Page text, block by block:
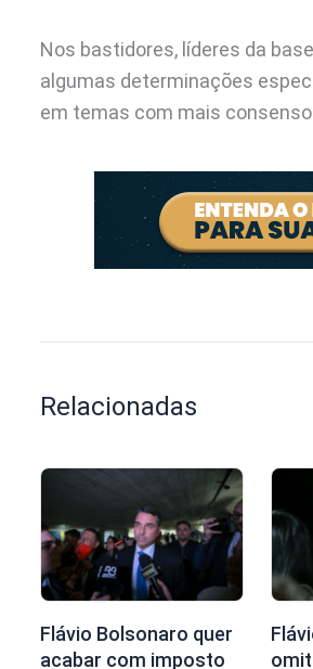
Nos bastidores, líderes da
algumas determinações
em temas com mais
Relacionadas
Flávio Bolsonaro quer
acabar com imposto